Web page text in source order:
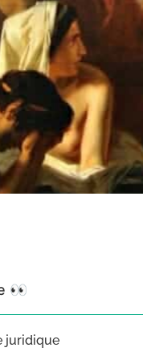
👀
juridique